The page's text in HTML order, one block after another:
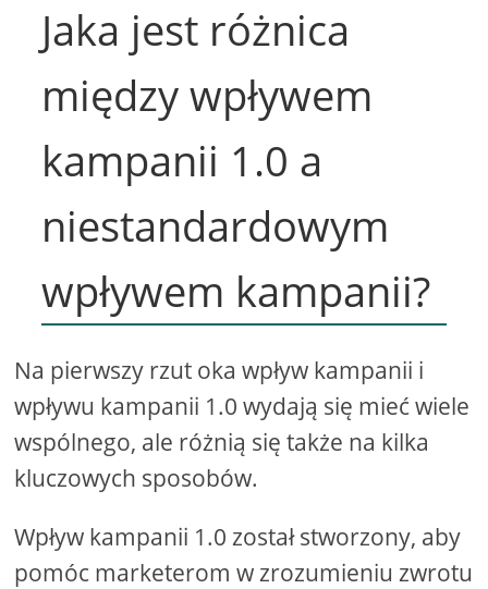
Jaka jest różnica
między wpływem
kampanii 1.0 a
niestandardowym
wpływem kampanii?
Na pierwszy rzut oka wpływ kampanii i
wpływu kampanii 1.0 wydają się mieć wiele
wspólnego, ale różnią się także na kilka
kluczowych sposobów.
Wpływ kampanii 1.0 został stworzony, aby
pomóc marketerom w zrozumieniu zwrotu